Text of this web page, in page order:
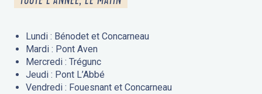
Lundi : Bénodet et Concarneau
Mardi : Pont Aven
Mercredi : Trégunc
Jeudi : Pont L’Abbé
Vendredi : Fouesnant et Concarneau